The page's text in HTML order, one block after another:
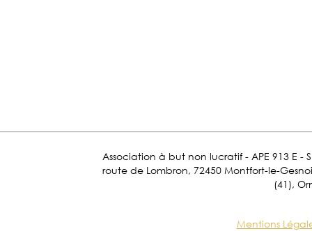
Association à but non lucratif - APE 913 E -
route de Lombron, 72450 Montfort-le-
(41),
Mentions